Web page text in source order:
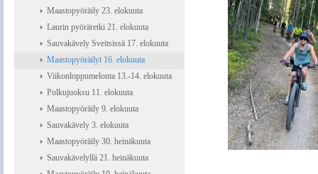
Maastopyöräily 23. elokuuta
Laurin pyöräretki 21. elokuuta
Sauvakävely Sveitsissä 17. elokuuta
Maastopyöräilyt 16. elokuuta
Viikonloppumelonta 13.-14. elokuuta
Polkujuoksu 11. elokuuta
Maastopyöräily 9. elokuuta
Sauvakävely 3. elokuuta
Maastopyöräily 30. heinäkuuta
Sauvakävelyllä 21. heinäkuuta